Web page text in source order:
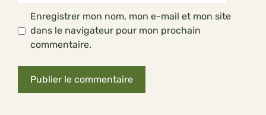
Enregistrer mon nom, mon e-mail et mon site
dans le navigateur pour mon prochain
commentaire.